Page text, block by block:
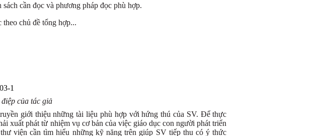
cần đọc và phương pháp đọc phù hợp.
chủ đề tổng hợp...
của tác giả
giới thiệu những tài liệu phù hợp với hứng thú của SV. Để thực
xuất phát từ nhiệm vụ cơ bản của việc giáo dục con người phát triển
viện cần tìm hiểu những kỹ năng trên giúp SV tiếp thu có ý thức